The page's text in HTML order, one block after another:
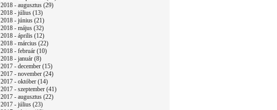
2018 - augusztus (29)
2018 - július (13)
2018 - június (21)
2018 - május (32)
2018 - április (12)
2018 - március (22)
2018 - február (10)
2018 - január (8)
2017 - december (15)
2017 - november (24)
2017 - október (14)
2017 - szeptember (41)
2017 - augusztus (22)
2017 - július (23)